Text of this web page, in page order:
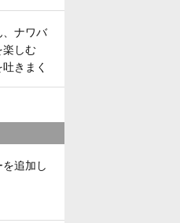
、ナワバ
楽しむ
きまく
追加し